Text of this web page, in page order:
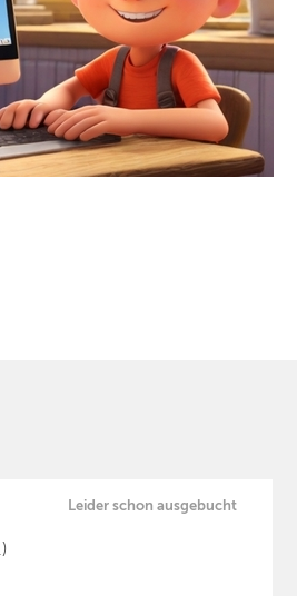
Leider schon ausgebucht